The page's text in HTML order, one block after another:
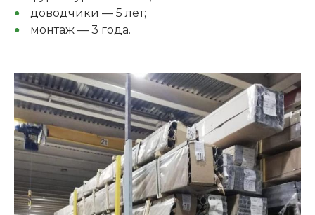
доводчики — 5 лет;
монтаж — 3 года.